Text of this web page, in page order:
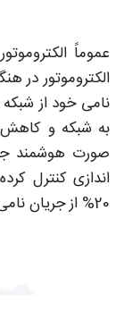
عموماً
الکتروموتور در
نامی خود از
به شبکه و کاهش
صورت هوشمند
اندازی کنترل
20% از جریان نامی الکتروموتور افزایش پیدا نکند.